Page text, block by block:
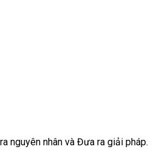
nguyên nhân và Đưa ra giải pháp.